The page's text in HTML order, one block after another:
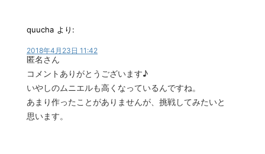
quucha より:
2018年4月23日 11:42
匿名さん
コメントありがとうございます♪
いやしのムニエルも高くなっているんですね。
あまり作ったことがありませんが、挑戦してみたいと
思います。